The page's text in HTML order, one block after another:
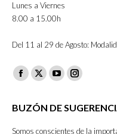
Lunes a Viernes
8.00 a 15.00h
Del 11 al 29 de Agosto:
Facebook
opens
X
opens
YouTube
opens
Instagram
opens
in
BUZÓN DE
Somos conscientes de la